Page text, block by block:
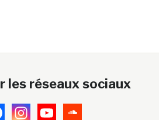
les réseaux sociaux